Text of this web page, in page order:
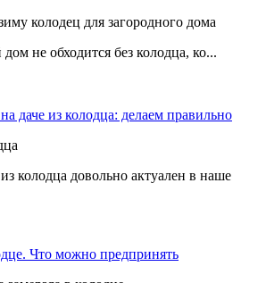
колодец для загородного дома
не обходится без колодца, ко...
даче из колодца: делаем правильно
колодца довольно актуален в наше
Что можно предпринять